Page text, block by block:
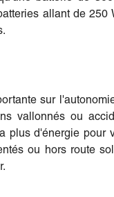
allant de 250
sur
vallonnés ou
plus d'énergie pour
ou hors route